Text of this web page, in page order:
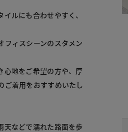
ルにも合わせやすく、
フィスシーンのスタメン
地をご希望の方や、厚
ご着用をおすすめいたし
などで濡れた路面を歩